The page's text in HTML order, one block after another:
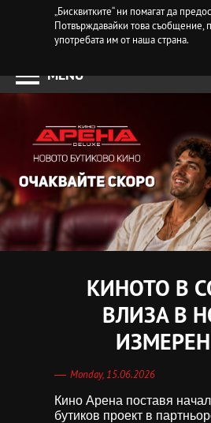
„Бисквитките“ ни помагат да
Потвърждавайки това съобщение,
употребата им от наша страна.
MENU
КИНОТО В
ВЛИЗА В
Monday, 15.06.2026
Кино Арена поставя
бутиков проект в